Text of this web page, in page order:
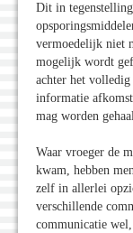
Dit in
vermoedelijk niet
mogelijk wordt
achter het
informatie
mag worden
Waar vroeger de
kwam, hebben
zelf in allerlei
verschillende
communicatie